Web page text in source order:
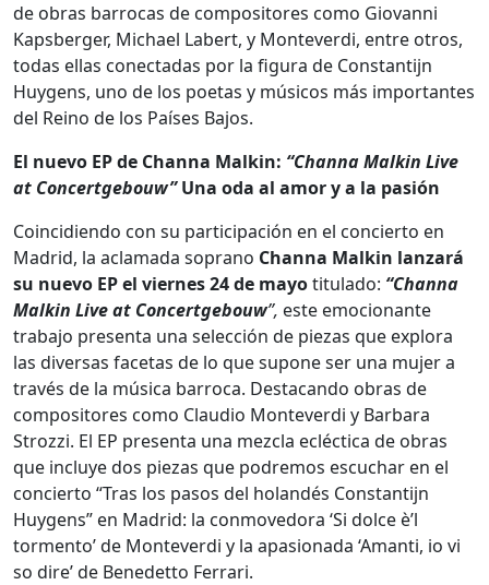
de obras barrocas de compositores como Giovanni
Kapsberger, Michael Labert, y Monteverdi, entre otros,
todas ellas conectadas por la figura de Constantijn
Huygens, uno de los poetas y músicos más importantes
del Reino de los Países Bajos.
El nuevo EP de Channa Malkin: “Channa Malkin Live
at Concertgebouw”Una oda al amor y a la pasión
Coincidiendo con su participación en el concierto en
Madrid, la aclamada soprano Channa Malkin lanzará
su nuevo EP el viernes 24 de mayotitulado: “Channa
Malkin Live at Concertgebouw”, este emocionante
trabajo presenta una selección de piezas que explora
las diversas facetas de lo que supone ser una mujer a
través de la música barroca. Destacando obras de
compositores como Claudio Monteverdi y Barbara
Strozzi. El EP presenta una mezcla ecléctica de obras
que incluye dos piezas que podremos escuchar en el
concierto “Tras los pasos del holandés Constantijn
Huygens” en Madrid: la conmovedora ‘Si dolce è’l
tormento’ de Monteverdi y la apasionada ‘Amanti, io vi
so dire’ de Benedetto Ferrari.